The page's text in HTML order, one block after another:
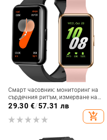
Смарт часовник: мониторинг на
сърдечния ритъм, измерване на
кислород в кръвта, проследяване
на съня, Bluetooth разговори,
водоустойчив
29.30 €/57.31 лв
add_shopping_cart